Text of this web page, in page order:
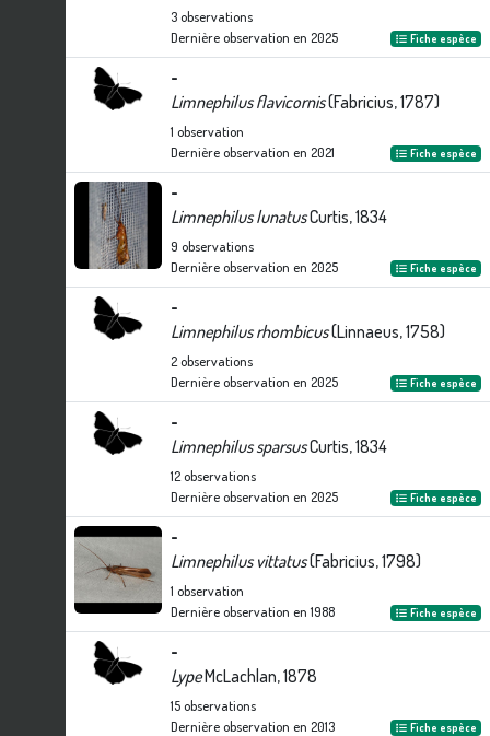
3observations
Dernière observation en 2025 Fiche espèce
-
Limnephilus flavicornis(Fabricius, 1787)
1 observation
Dernière observation en 2021 Fiche espèce
-
Limnephilus lunatusCurtis, 1834
9 observations
Dernière observation en 2025 Fiche espèce
-
Limnephilus rhombicus(Linnaeus, 1758)
2observations
Dernière observation en 2025 Fiche espèce
-
Limnephilus sparsusCurtis, 1834
12observations
Dernière observation en 2025 Fiche espèce
-
Limnephilus vittatus(Fabricius, 1798)
1 observation
Dernière observation en 1988 Fiche espèce
-
LypeMcLachlan, 1878
15observations
Dernière observation en 2013 Fiche espèce